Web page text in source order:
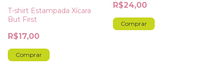
T-shirt Estampada Xícara
But First
R$17,00
Comprar
R$24,00
Comprar